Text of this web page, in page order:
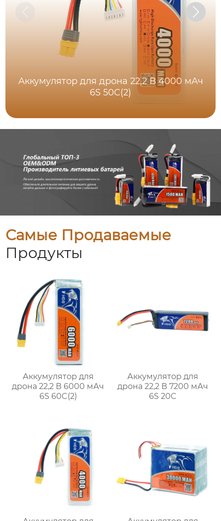
Аккумулятор для дрона 22,2 В 4000 мАч
6S 50C(2)
Самые Продаваемые
Продукты
Аккумулятор для
дрона 22,2 В 6000 мАч
6S 60C(2)
Аккумулятор для
дрона 22,2 В 7200 мАч
6S 20C